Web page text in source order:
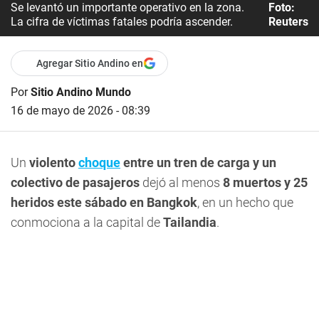
Se levantó un importante operativo en la zona.
La cifra de víctimas fatales podría ascender.
Foto:
Reuters
Agregar Sitio Andino en
PorSitio Andino Mundo
16 de mayo de 2026 - 08:39
Un violentochoqueentre un tren de carga y un
colectivo de pasajeros dejó al menos 8 muertos y 25
heridos este sábado en Bangkok, en un hecho que
conmociona a la capital deTailandia.